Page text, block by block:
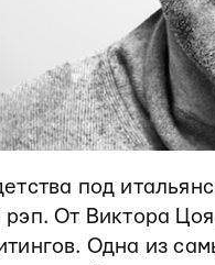
под
От Виктора
Одна из